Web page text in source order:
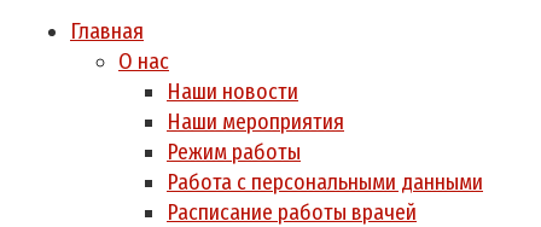
Главная
О нас
Наши новости
Наши мероприятия
Режим работы
Работа с персональными данными
Расписание работы врачей